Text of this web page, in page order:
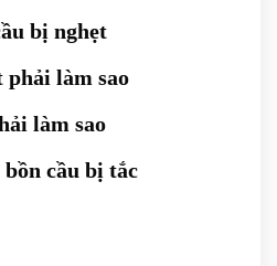
bị nghẹt
phải làm sao
làm sao
cầu bị tắc